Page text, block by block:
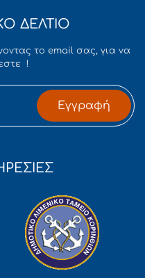
ΔΕΛΤΙΟ
το email σας, για να
!
Εγγραφή